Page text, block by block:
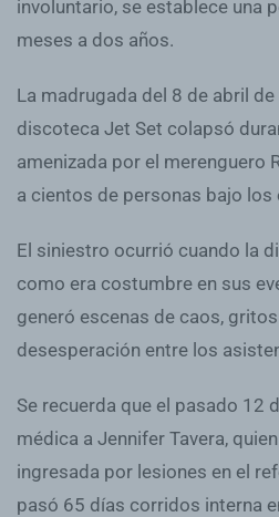
involuntario, se establece una
meses a dos años.
La madrugada del 8 de abril
discoteca Jet Set colapsó
amenizada por el merenguero
a cientos de personas bajo
El siniestro ocurrió cuando la
como era costumbre en sus
generó escenas de caos,
desesperación entre los
Se recuerda que el pasado 12
médica a Jennifer Tavera,
ingresada por lesiones en el
pasó 65 días corridos interna